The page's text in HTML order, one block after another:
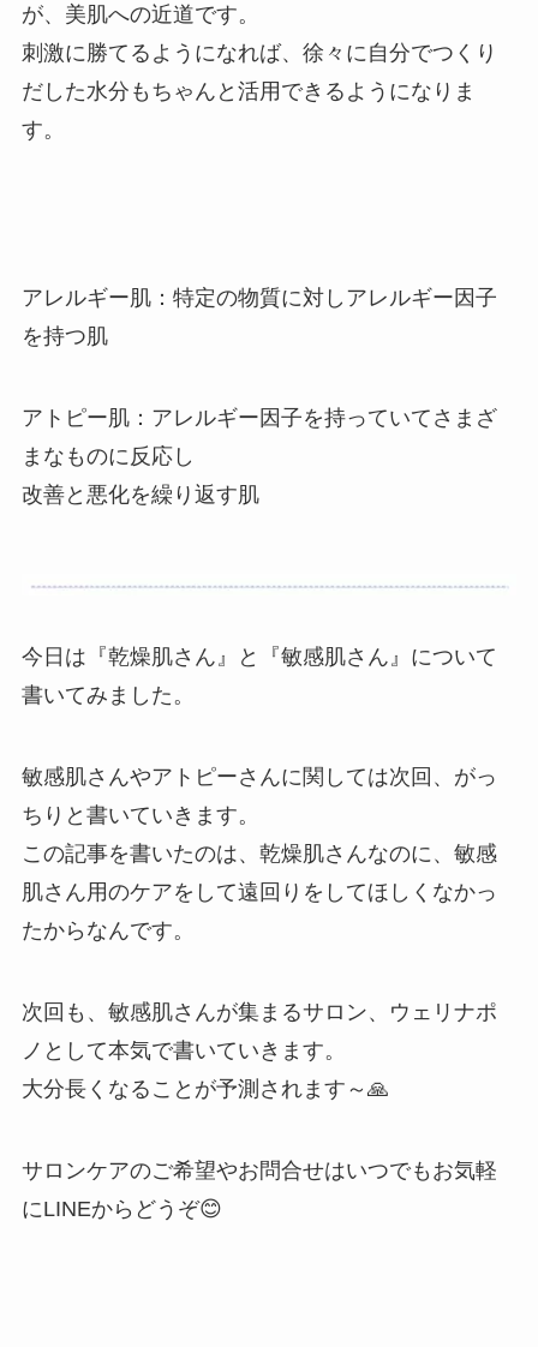
が、美肌への近道です。
刺激に勝てるようになれば、徐々に自分でつくり
だした水分もちゃんと活用できるようになりま
す。
アレルギー肌：特定の物質に対しアレルギー因子
を持つ肌
アトピー肌：アレルギー因子を持っていてさまざ
まなものに反応し
改善と悪化を繰り返す肌
今日は『乾燥肌さん』と『敏感肌さん』について
書いてみました。
敏感肌さんやアトピーさんに関しては次回、がっ
ちりと書いていきます。
この記事を書いたのは、乾燥肌さんなのに、敏感
肌さん用のケアをして遠回りをしてほしくなかっ
たからなんです。
次回も、敏感肌さんが集まるサロン、ウェリナポ
ノとして本気で書いていきます。
大分長くなることが予測されます～🙏
サロンケアのご希望やお問合せはいつでもお気軽
にLINEからどうぞ😊